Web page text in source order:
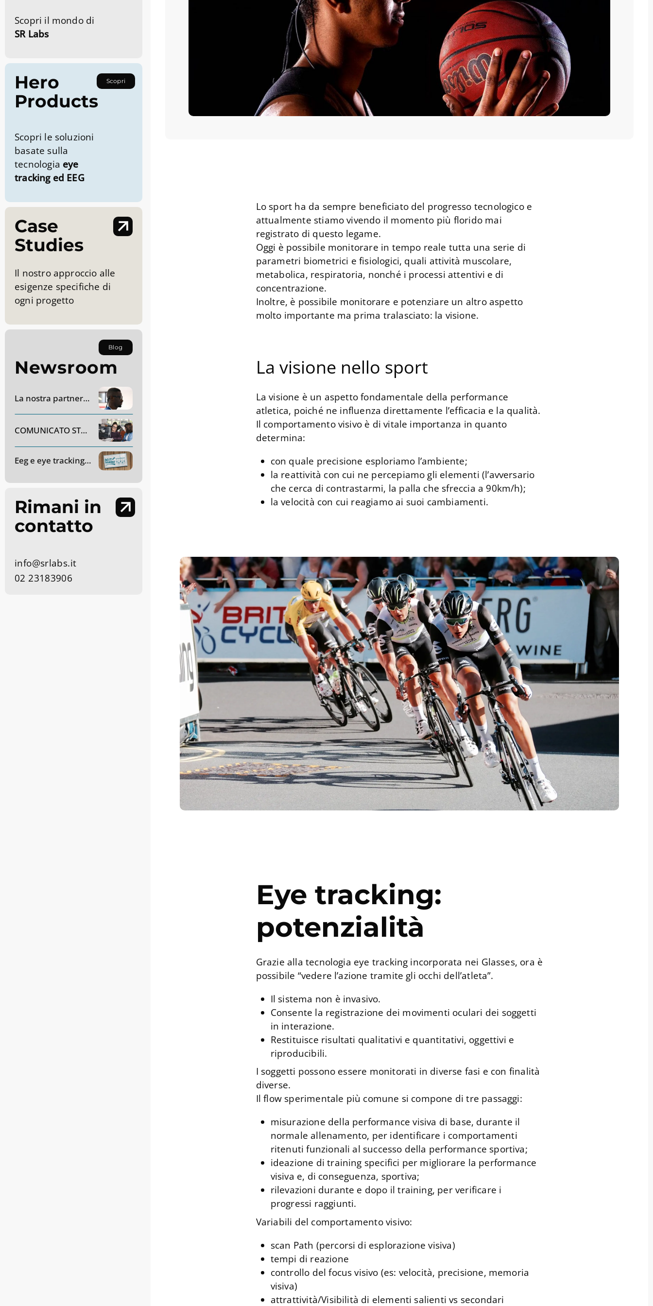
Scopri il mondo di
SR Labs
Hero
Products
Scopri
Scopri le soluzioni
basate sulla
tecnologia eye
tracking ed EEG
Case
Studies
Il nostro approccio alle
esigenze specifiche di
ogni progetto
Blog
Newsroom
La nostra partnership con AC Monza
COMUNICATO STAMPA – Dynavox Group acquisirà SR Labs Healthcare in Italia
Eeg e eye tracking applicati alle ricerche di mercato: come funzionano?
Rimani in
contatto
info@srlabs.it
02 23183906
Lo sport ha da sempre beneficiato del progresso tecnologico e
attualmente stiamo vivendo il momento più florido mai
registrato di questo legame.
Oggi è possibile monitorare in tempo reale tutta una serie di
parametri biometrici e fisiologici, quali attività muscolare,
metabolica, respiratoria, nonché i processi attentivi e di
concentrazione.
Inoltre, è possibile monitorare e potenziare un altro aspetto
molto importante ma prima tralasciato: la visione.
La visione nello sport
La visione è un aspetto fondamentale della performance
atletica, poiché ne influenza direttamente l’efficacia e la qualità.
Il comportamento visivo è di vitale importanza in quanto
determina:
con quale precisione esploriamo l’ambiente;
la reattività con cui ne percepiamo gli elementi (l’avversario
che cerca di contrastarmi, la palla che sfreccia a 90km/h);
la velocità con cui reagiamo ai suoi cambiamenti.
Eye tracking:
potenzialità
Grazie alla tecnologia eye tracking incorporata nei Glasses, ora è
possibile “vedere l’azione tramite gli occhi dell’atleta”.
Il sistema non è invasivo.
Consente la registrazione dei movimenti oculari dei soggetti
in interazione.
Restituisce risultati qualitativi e quantitativi, oggettivi e
riproducibili.
I soggetti possono essere monitorati in diverse fasi e con finalità
diverse.
Il flow sperimentale più comune si compone di tre passaggi:
misurazione della performance visiva di base, durante il
normale allenamento, per identificare i comportamenti
ritenuti funzionali al successo della performance sportiva;
ideazione di training specifici per migliorare la performance
visiva e, di conseguenza, sportiva;
rilevazioni durante e dopo il training, per verificare i
progressi raggiunti.
Variabili del comportamento visivo:
scan Path (percorsi di esplorazione visiva)
tempi di reazione
controllo del focus visivo (es: velocità, precisione, memoria
visiva)
attrattività/Visibilità di elementi salienti vs secondari